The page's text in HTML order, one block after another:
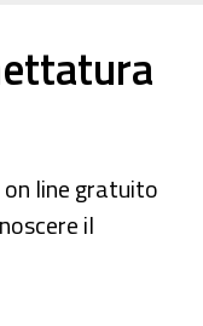
on line gratuito
il